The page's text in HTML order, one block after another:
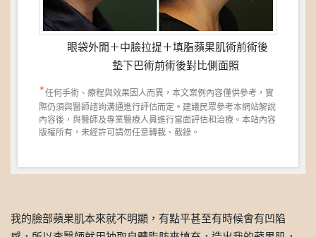
眼袋外開＋中臉拉提＋填脂蘋果肌術前術後
墊下巴術前術後對比側面照
*任何手術、療程與效果因人而異，本文案例內容僅供參考，實
際仍須與醫師諮詢溝通進行評估而定。建議民眾參考本網站解說
內容後，與醫師及專業醫療人員進行當面評估和治療。本站內容
版權所有，未經許可請勿任意轉載、截錄。
我的臉部蘋果肌本來就不明顯，有點平甚至有時候會有凹陷